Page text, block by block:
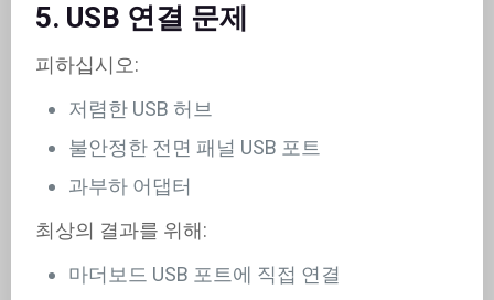
5. USB 연결 문제
피하십시오:
저렴한 USB 허브
불안정한 전면 패널 USB 포트
과부하 어댑터
최상의 결과를 위해:
마더보드 USB 포트에 직접 연결